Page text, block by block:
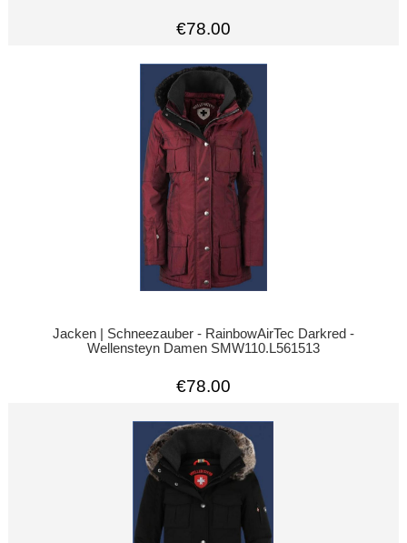
€78.00
Jacken | Schneezauber - RainbowAirTec Darkred -
Wellensteyn Damen SMW110.L561513
€78.00